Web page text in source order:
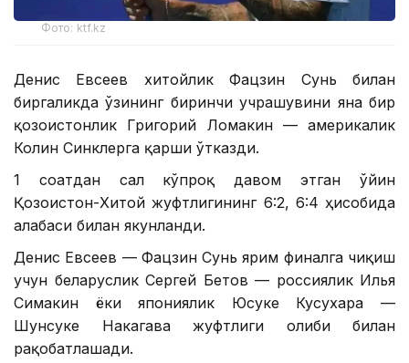
Фото: ktf.kz
Денис Евсеев хитойлик Фацзин Сунь билан
биргаликда ўзининг биринчи учрашувини яна бир
қозоғистонлик Григорий Ломакин — америкалик
Колин Синклерга қарши ўтказди.
1 соатдан сал кўпроқ давом этган ўйин
Қозоғистон-Хитой жуфтлигининг 6:2, 6:4 ҳисобида
ғалабаси билан якунланди.
Денис Евсеев — Фацзин Сунь ярим финалга чиқиш
учун беларуслик Сергей Бетов — россиялик Илья
Симакин ёки япониялик Юсуке Кусухара —
Шунсуке Накагава жуфтлиги ғолиби билан
рақобатлашади.